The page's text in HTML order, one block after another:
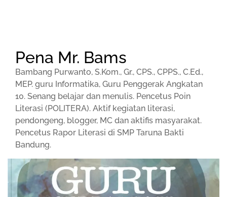
Pena Mr. Bams
Bambang Purwanto, S.Kom., Gr., CPS., CPPS., C.Ed.,
MEP. guru Informatika, Guru Penggerak Angkatan
10. Senang belajar dan menulis. Pencetus Poin
Literasi (POLITERA). Aktif kegiatan literasi,
pendongeng, blogger, MC dan aktifis masyarakat.
Pencetus Rapor Literasi di SMP Taruna Bakti
Bandung.